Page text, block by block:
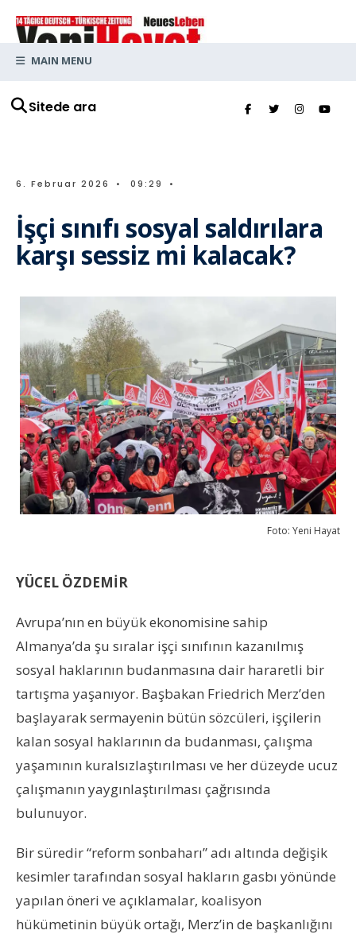
Sitede ara
MAIN MENU
6. Februar 2026 • 09:29 •
İşçi sınıfı sosyal saldırılara
karşı sessiz mi kalacak?
Foto: Yeni Hayat
YÜCEL ÖZDEMİR
Avrupa’nın en büyük ekonomisine sahip
Almanya’da şu sıralar işçi sınıfının kazanılmış
sosyal haklarının budanmasına dair hararetli bir
tartışma yaşanıyor. Başbakan Friedrich Merz’den
başlayarak sermayenin bütün sözcüleri, işçilerin
kalan sosyal haklarının da budanması, çalışma
yaşamının kuralsızlaştırılması ve her düzeyde ucuz
çalışmanın yaygınlaştırılması çağrısında
bulunuyor.
Bir süredir “reform sonbaharı” adı altında değişik
kesimler tarafından sosyal hakların gasbı yönünde
yapılan öneri ve açıklamalar, koalisyon
hükümetinin büyük ortağı, Merz’in de başkanlığını